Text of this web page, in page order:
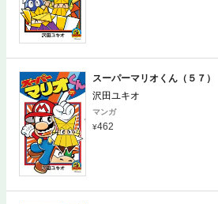
スーパーマリオくん（５７）
沢田ユキオ
マンガ
462